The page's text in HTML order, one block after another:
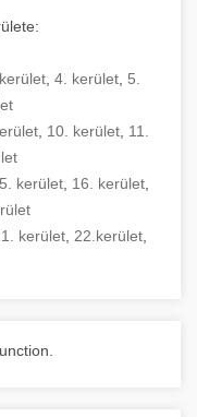
4. kerület 5.
, 10. kerület, 11.
kerület 16. kerület
kerület 22.kerület